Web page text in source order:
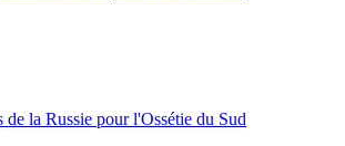
de la Russie pour l'Ossétie du Sud